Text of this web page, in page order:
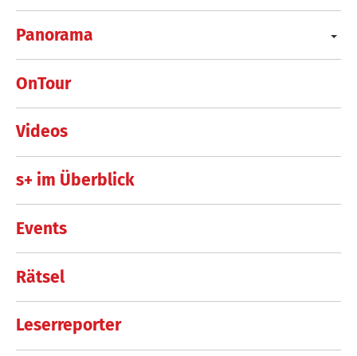
Panorama
OnTour
Videos
s+ im Überblick
Events
Rätsel
Leserreporter